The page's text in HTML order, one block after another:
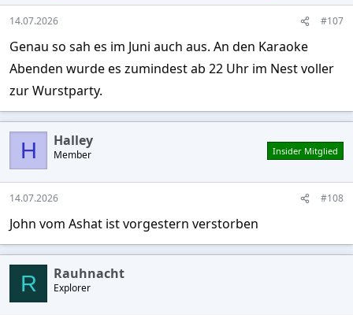
14.07.2026 #107
Genau so sah es im Juni auch aus. An den Karaoke
Abenden wurde es zumindest ab 22 Uhr im Nest voller
zur Wurstparty.
H Halley
Member Insider Mitglied
14.07.2026 #108
John vom Ashat ist vorgestern verstorben
R Rauhnacht
Explorer